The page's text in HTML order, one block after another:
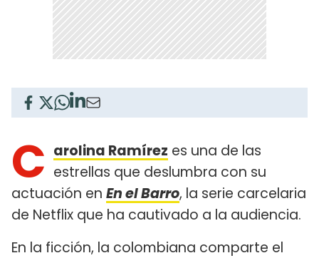
C arolina Ramírez es una de las
estrellas que deslumbra con su
actuación en En el Barro, la serie carcelaria
de Netflix que ha cautivado a la audiencia.
En la ficción, la colombiana comparte el